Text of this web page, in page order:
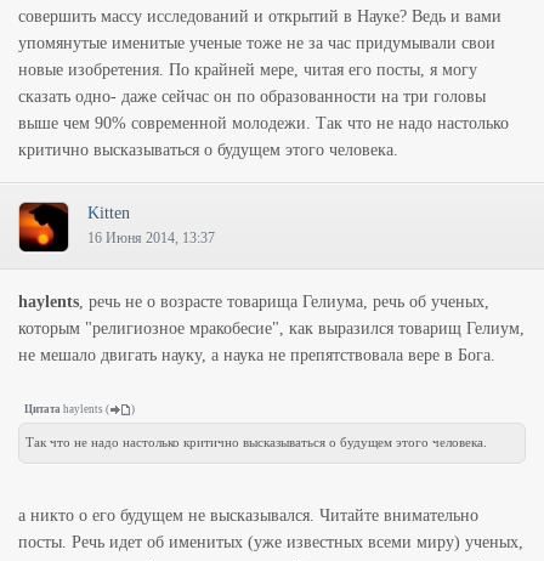
совершить массу исследований и открытий в Науке? Ведь и вами
упомянутые именитые ученые тоже не за час придумывали свои
новые изобретения. По крайней мере, читая его посты, я могу
сказать одно- даже сейчас он по образованности на три головы
выше чем 90% современной молодежи. Так что не надо настолько
критично высказываться о будущем этого человека.
Kitten
16 Июня 2014, 13:37
haylents, речь не о возрасте товарища Гелиума, речь об ученых,
которым "религиозное мракобесие", как выразился товарищ Гелиум,
не мешало двигать науку, а наука не препятствовала вере в Бога.
Цитата haylents ( )
Так что не надо настолько критично высказываться о будущем этого человека.
а никто о его будущем не высказывался. Читайте внимательно
посты. Речь идет об именитых (уже известных всеми миру) ученых,